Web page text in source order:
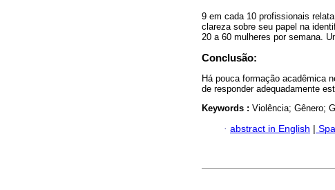
9 em cada 10 profissionais
clareza sobre seu papel na
20 a 60 mulheres por semana.
Conclusão:
Há pouca formação acadêmica
de responder adequadamente
Keywords : Violência; Gênero;
· abstract in English